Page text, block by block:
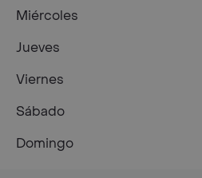
Miércoles
Jueves
Viernes
Sábado
Domingo